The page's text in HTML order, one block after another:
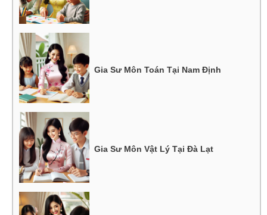
Gia Sư Môn Toán Tại Nam Định
Gia Sư Môn Vật Lý Tại Đà Lạt